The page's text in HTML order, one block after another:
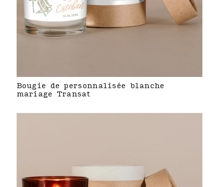
Bougie de personnalisée blanche
mariage Transat